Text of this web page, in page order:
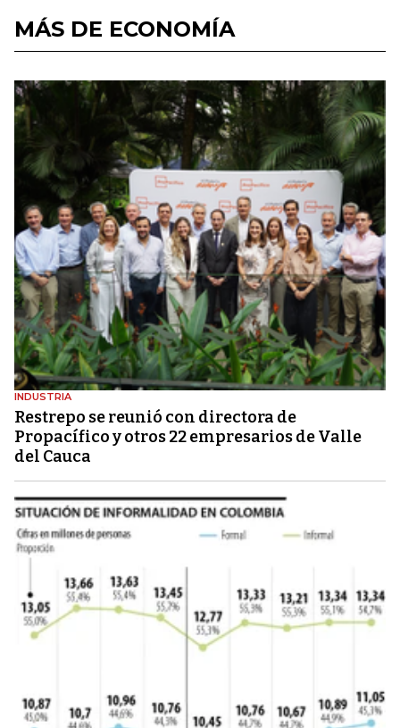
MÁS DE ECONOMÍA
INDUSTRIA
Restrepo se reunió con directora de
Propacífico y otros 22 empresarios de Valle
del Cauca